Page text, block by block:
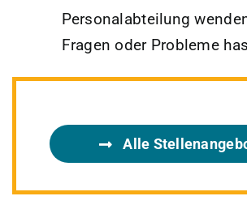
Personalabteilung
Fragen oder Probleme
Alle